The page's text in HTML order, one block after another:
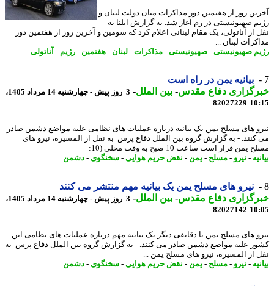
روز از هفتمین دور مذاکرات میان دولت لبنان و
صهیونیستی در رم آغاز شد. به گزارش ایلنا به
از آناتولی، یک مقام لبنانی اعلام کرد که سومین و آخرین روز از هفتمین دور
لبنان ...
صهیونیستی-صهیونیستی-مذاکرات- لبنان-هفتمین-رژیم- آناتولی
بیانیه یمن در راه است
دفاع مقدس-بین الملل-
3 روز پیش - چهارشنبه 14 مرداد 1405،
82027229
های مسلح یمن یک بیانیه درباره عملیات های نظامی علیه مواضع دشمن صادر
- به گزارش گروه بین الملل دفاع پرس به نقل از المسیره، نیرو های
قرار است ساعت 10 صبح به وقت محلی (10:
-نیرو -مسلح-یمن -نقض حریم هوایی- سخنگوی-دشمن
نیرو های مسلح یمن یک بیانیه مهم منتشر می کنند
دفاع مقدس-بین الملل-
3 روز پیش - چهارشنبه 14 مرداد 1405،
82027142
های مسلح یمن تا دقایقی دیگر یک بیانیه مهم درباره عملیات های نظامی این
علیه مواضع دشمن صادر می کنند. - به گزارش گروه بین الملل دفاع پرس به
از المسیره، نیرو های مسلح یمن ...
-نیرو -مسلح-یمن -نقض حریم هوایی- سخنگوی-دشمن